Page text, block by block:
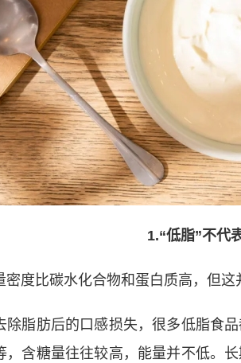
1.“低脂”不代
密度比碳水化合物和蛋白质高，但这
除脂肪后的口感损失，很多低脂食
，含糖量往往较高，能量并不低。